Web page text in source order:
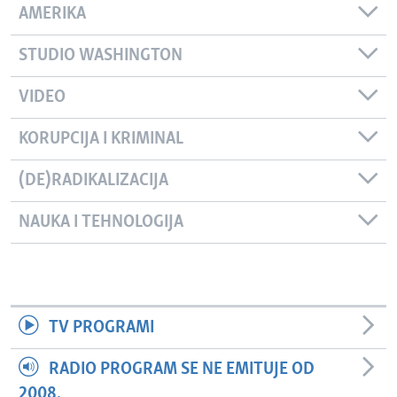
AMERIKA
STUDIO WASHINGTON
VIDEO
KORUPCIJA I KRIMINAL
(DE)RADIKALIZACIJA
NAUKA I TEHNOLOGIJA
TV PROGRAMI
RADIO PROGRAM SE NE EMITUJE OD